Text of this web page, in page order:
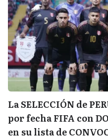
La SELECCIÓN de
por fecha FIFA con
en su lista de